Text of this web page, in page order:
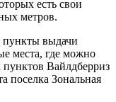
есть свои
метров.
пункты выдачи
места, где можно
Вайлдберриз
поселка Зональная